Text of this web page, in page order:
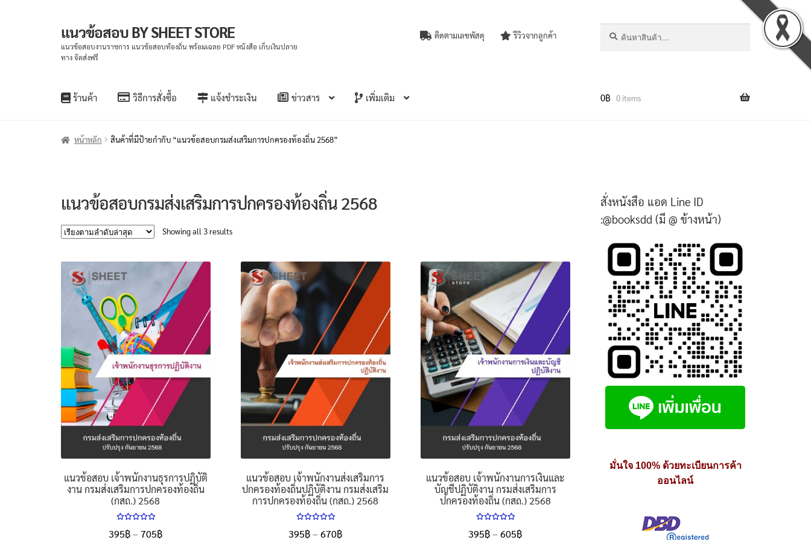
Skip
to
navigation
Skip
to
content
แนวข้อสอบ BY SHEET STORE
แนวข้อสอบงานราชการ แนวข้อสอบท้องถิ่น พร้อมเฉลย PDF หนังสือ เก็บเงินปลาย
ทาง จัดส่งฟรี
ติดตามเลขพัสดุ รีวิวจากลูกค้า
ร้านค้า วิธีการสั่งซื้อ แจ้งชำระเงิน ข่าวสาร เพิ่มเติม 0฿ 0 items
หน้าหลัก สินค้าที่มีป้ายกำกับ “แนวข้อสอบกรมส่งเสริมการปกครองท้องถิ่น 2568”
แนวข้อสอบกรมส่งเสริมการปกครองท้องถิ่น 2568
Showing all 3 resultsSorted
แนวข้อสอบ เจ้าพนักงานธุรการปฏิบัติ
งาน กรมส่งเสริมการปกครองท้องถิ่น
(กสถ.) 2568
5.00
ตั้งแต่
395฿ – 705฿Price
แนวข้อสอบ เจ้าพนักงานส่งเสริมการ
ปกครองท้องถิ่นปฏิบัติงาน กรมส่งเสริม
การปกครองท้องถิ่น (กสถ.) 2568
5.00
ตั้งแต่
395฿ – 670฿Price
แนวข้อสอบ เจ้าพนักงานการเงินและ
บัญชีปฏิบัติงาน กรมส่งเสริมการ
ปกครองท้องถิ่น (กสถ.) 2568
5.00
ตั้งแต่
395฿ – 605฿Price
สั่งหนังสือ แอด Line ID
:@booksdd (มี @ ข้างหน้า)
มั่นใจ 100% ด้วยทะเบียนการค้า
ออนไลน์